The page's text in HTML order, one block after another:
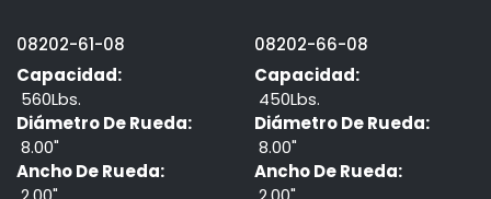
08202-61-08
Capacidad:
560Lbs.
Diámetro De Rueda:
8.00"
Ancho De Rueda:
08202-66-08
Capacidad:
450Lbs.
Diámetro De Rueda:
8.00"
Ancho De Rueda: